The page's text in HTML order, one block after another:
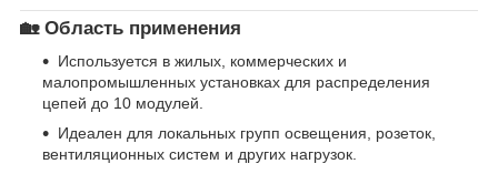
🏡 Область применения
Используется в жилых, коммерческих и
малопромышленных установках для распределения
цепей до 10 модулей.
Идеален для локальных групп освещения, розеток,
вентиляционных систем и других нагрузок.